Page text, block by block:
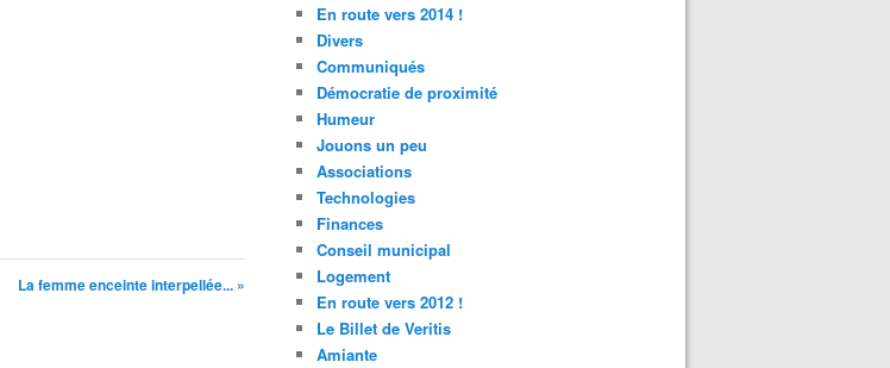
La femme enceinte interpellée... »
En route vers 2014 !
Divers
Communiqués
Démocratie de proximité
Humeur
Jouons un peu
Associations
Technologies
Finances
Conseil municipal
Logement
En route vers 2012 !
Le Billet de Veritis
Amiante